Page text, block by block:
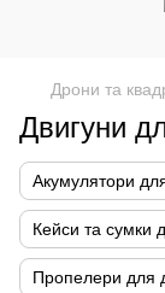
Дрони та
Двигуни
Акумулятори
Кейси та сумки
Пропелери для